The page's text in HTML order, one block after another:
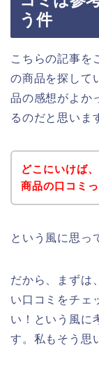
う件
こちらの記事を
の商品を探して
品の感想がよか
るのだと思いま
どこにいけば
商品の口コミ
という風に思っ
だから、まずは
い口コミをチェ
い！という風に
す。私もそう思